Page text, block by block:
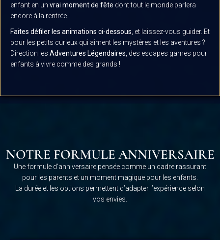
enfant en un vrai moment de fête dont tout le monde parlera
encore à la rentrée !
Faites défiler les animations ci-dessous , et laissez-vous guider. Et
pour les petits curieux qui aiment les mystères et les aventures ?
Direction les Adventures Légendaires , des escapes games pour
enfants à vivre comme des grands !
NOTRE FORMULE ANNIVERSAIRE
Une formule d’anniversaire pensée comme un cadre rassurant
pour les parents et un moment magique pour les enfants.
La durée et les options permettent d’adapter l’expérience selon
vos envies.